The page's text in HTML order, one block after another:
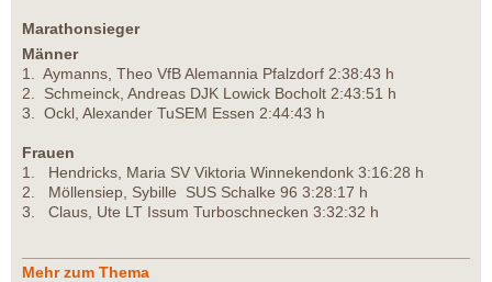
Marathonsieger
Männer
1. Aymanns, Theo VfB Alemannia Pfalzdorf 2:38:43 h
2. Schmeinck, Andreas DJK Lowick Bocholt 2:43:51 h
3. Ockl, Alexander TuSEM Essen 2:44:43 h
Frauen
1. Hendricks, Maria SV Viktoria Winnekendonk 3:16:28 h
2. Möllensiep, Sybille SUS Schalke 96 3:28:17 h
3. Claus, Ute LT Issum Turboschnecken 3:32:32 h
Mehr zum Thema